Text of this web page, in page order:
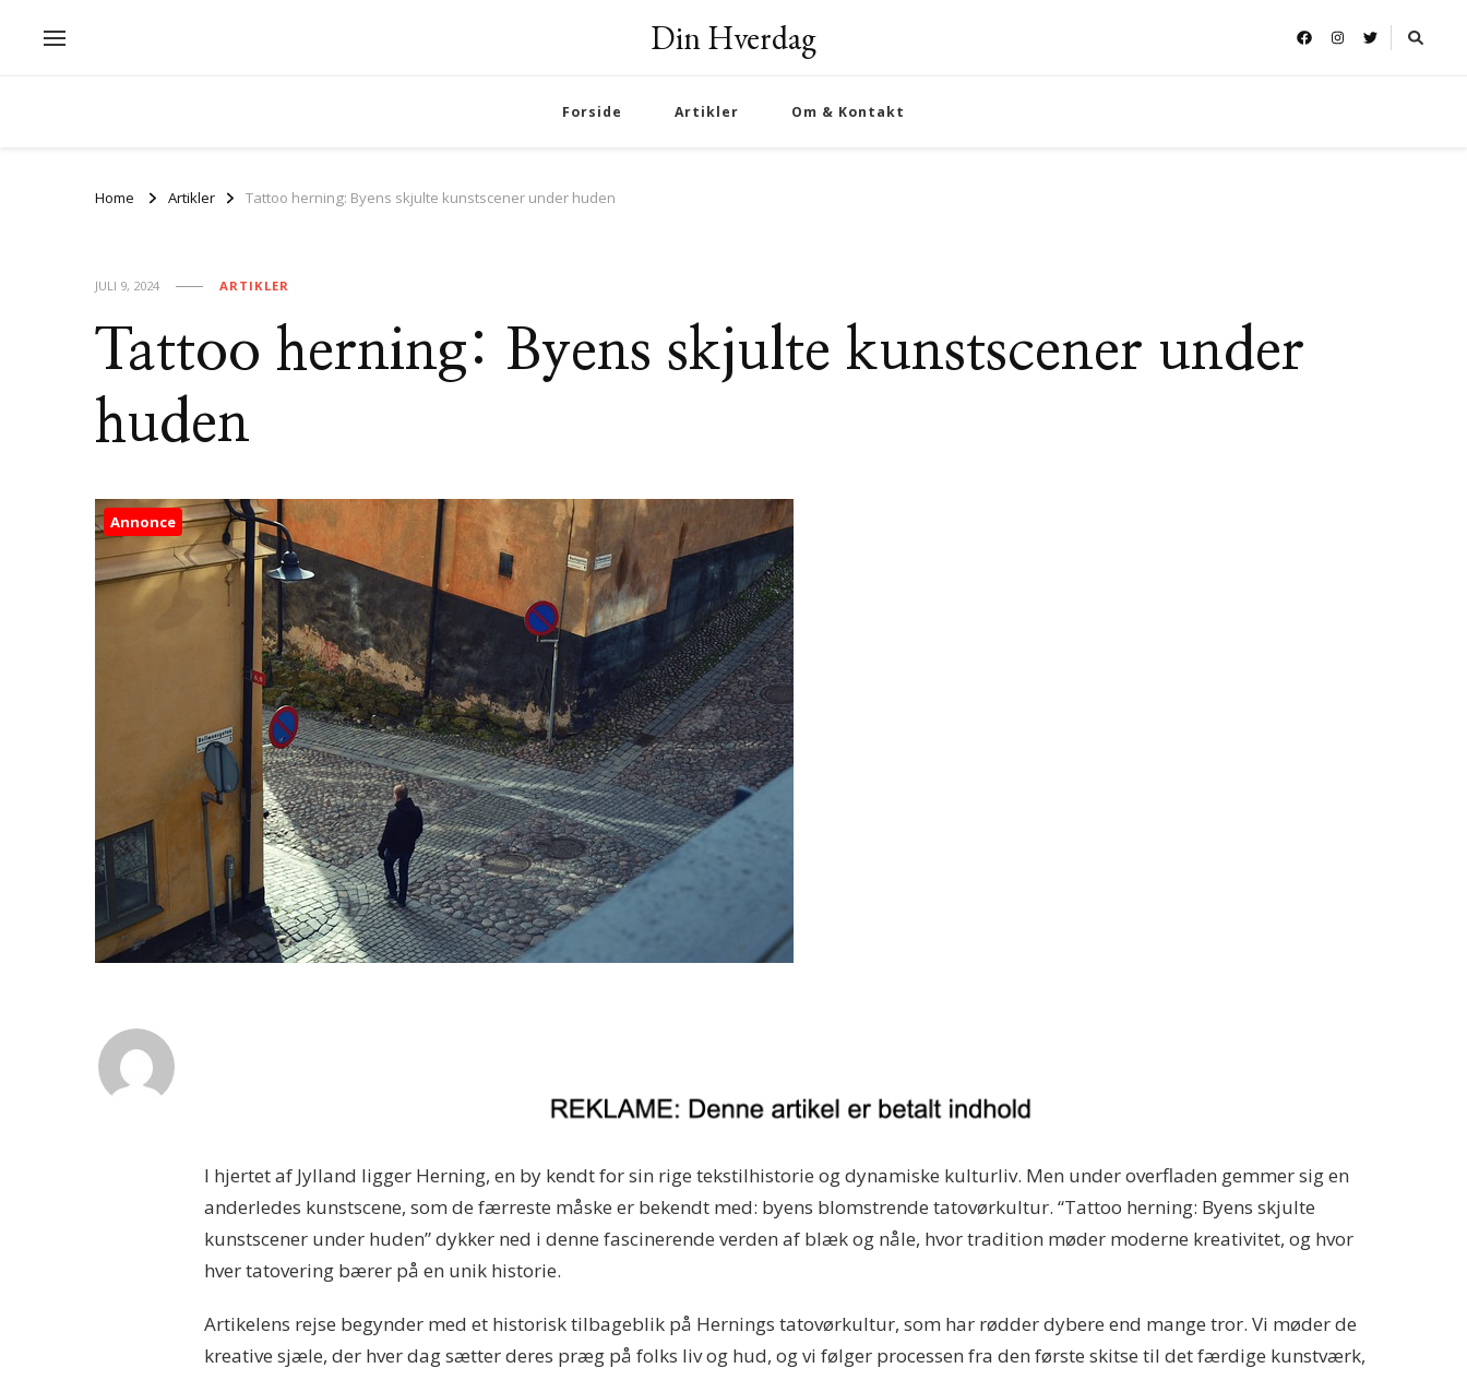
Din Hverdag
Forside Artikler Om & Kontakt
Home Artikler Tattoo herning: Byens skjulte kunstscener under huden
JULI 9, 2024 ARTIKLER
Tattoo herning: Byens skjulte kunstscener under
huden
Annonce
I hjertet af Jylland ligger Herning, en by kendt for sin rige tekstilhistorie og dynamiske kulturliv. Men under overfladen gemmer sig en
anderledes kunstscene, som de færreste måske er bekendt med: byens blomstrende tatovørkultur. “Tattoo herning: Byens skjulte
kunstscener under huden” dykker ned i denne fascinerende verden af blæk og nåle, hvor tradition møder moderne kreativitet, og hvor
hver tatovering bærer på en unik historie.
Artikelens rejse begynder med et historisk tilbageblik på Hernings tatovørkultur, som har rødder dybere end mange tror. Vi møder de
kreative sjæle, der hver dag sætter deres præg på folks liv og hud, og vi følger processen fra den første skitse til det færdige kunstværk,